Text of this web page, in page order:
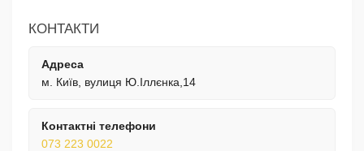
КОНТАКТИ
Адреса
м. Київ, вулиця Ю.Іллєнка,14
Контактні телефони
073 223 0022